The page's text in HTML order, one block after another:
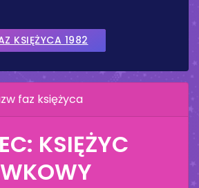
KSIĘŻYCA 1982
faz księżyca
KSIĘŻYC